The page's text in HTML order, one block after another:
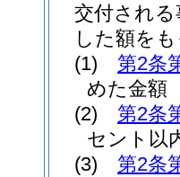
交付され
した額を
(1)
第2条
めた金額
(2)
第2条
セント以
(3)
第2条